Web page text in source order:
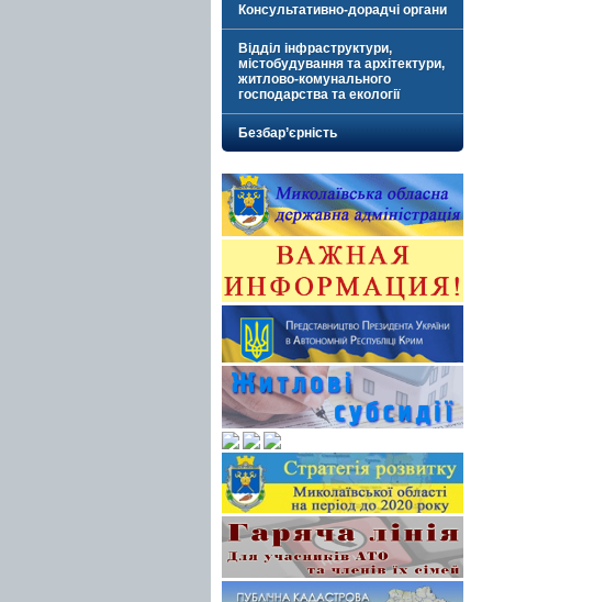
Консультативно-дорадчі органи
Відділ інфраструктури,
містобудування та архітектури,
житлово-комунального
господарства та екології
Безбар’єрність